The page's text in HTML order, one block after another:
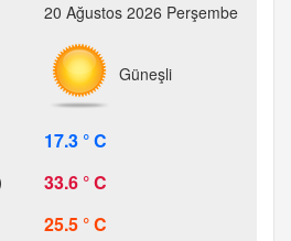
20 Ağustos 2026 Perşembe
Güneşli
17.3 ° C
33.6 ° C
25.5 ° C